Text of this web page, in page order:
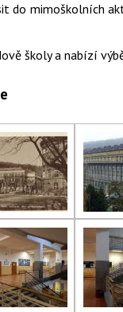
do mimoškolních
školy a nabízí